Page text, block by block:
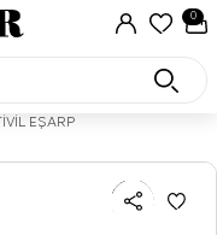
0
EŞARP